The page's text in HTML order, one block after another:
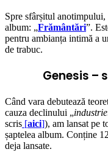
Spre sfârșitul
album: „Frământări”.
pentru ambianța intimă a
de trabuc.
Genesis –
Când vara debutează
cauza declinului „
scris [aici]), am lansat pe
șaptelea album. Conține
deja lansate.